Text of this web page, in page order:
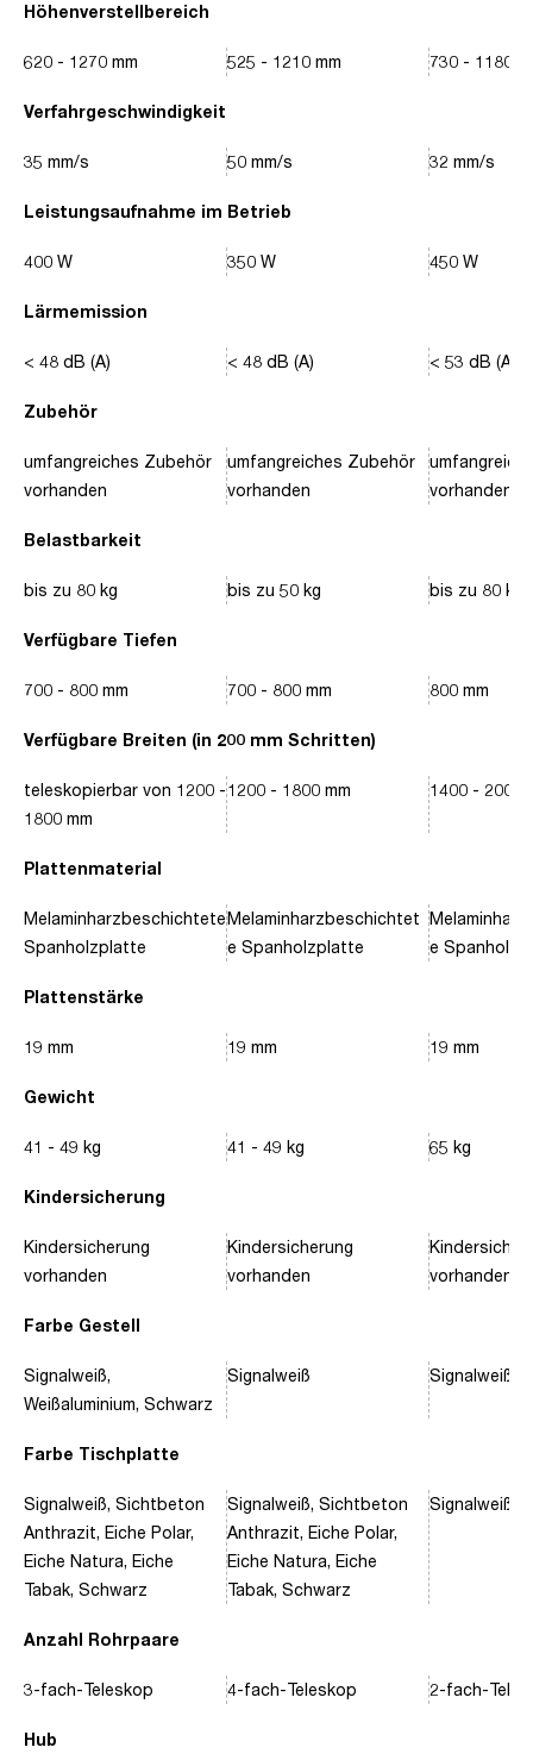
Höhenverstellbereich
Verfahrgeschwindigkeit
Leistungsaufnahme im Betrieb
Lärmemission
Zubehör
Belastbarkeit
Verfügbare Tiefen
Verfügbare Breiten (in 200 mm Schritten)
Plattenmaterial
Plattenstärke
Gewicht
Kindersicherung
Farbe Gestell
Farbe Tischplatte
Anzahl Rohrpaare
Hub
620 - 1270 mm
35 mm/s
400 W
< 48 dB (A)
umfangreiches Zubehör
vorhanden
bis zu 80 kg
700 - 800 mm
teleskopierbar von 1200 -
1800 mm
Melaminharzbeschichtete
Spanholzplatte
19 mm
41 - 49 kg
Kindersicherung
vorhanden
Signalweiß,
Weißaluminium, Schwarz
Signalweiß, Sichtbeton
Anthrazit, Eiche Polar,
Eiche Natura, Eiche
Tabak, Schwarz
3-fach-Teleskop
525 - 1210 mm
50 mm/s
350 W
< 48 dB (A)
umfangreiches Zubehör
vorhanden
bis zu 50 kg
700 - 800 mm
1200 - 1800 mm
Melaminharzbeschichtet
e Spanholzplatte
19 mm
41 - 49 kg
Kindersicherung
vorhanden
Signalweiß
Signalweiß, Sichtbeton
Anthrazit, Eiche Polar,
Eiche Natura, Eiche
Tabak, Schwarz
4-fach-Teleskop
730 - 1180
32 mm/s
450 W
< 53 dB (A)
vorhanden
bis zu 80 kg
800 mm
1400 - 2000
e
19 mm
65 kg
vorhanden
Signalweiß,
Signalweiß,
2-fach-